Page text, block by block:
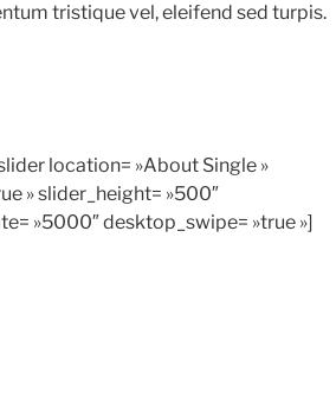
tristique vel, eleifend sed turpis.
location= »About Single »
» slider_height= »500″
»5000″ desktop_swipe= »true »]